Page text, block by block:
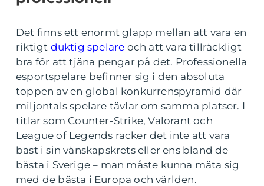
Det finns ett enormt glapp mellan att vara en
riktigt duktig spelare och att vara tillräckligt
bra för att tjäna pengar på det. Professionella
esportspelare befinner sig i den absoluta
toppen av en global konkurrenspyramid där
miljontals spelare tävlar om samma platser. I
titlar som Counter-Strike, Valorant och
League of Legends räcker det inte att vara
bäst i sin vänskapskrets eller ens bland de
bästa i Sverige – man måste kunna mäta sig
med de bästa i Europa och världen.